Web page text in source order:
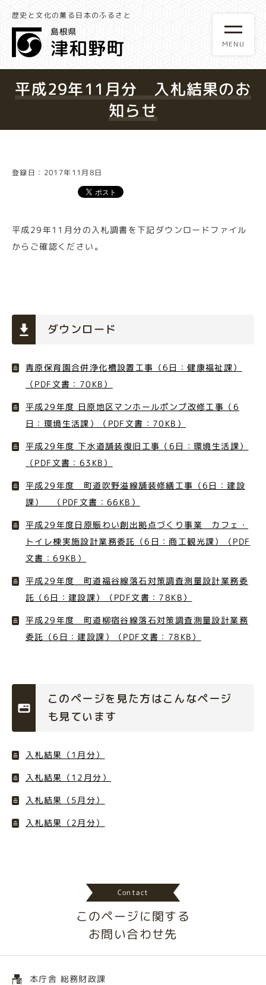
歴史と文化の薫る日本のふるさと
平成29年11月分 入札結果のお
知らせ
登録日：2017年11月8日
平成29年11月分の入札調書を下記ダウンロードファイル
からご確認ください。
ダウンロード
青原保育園合併浄化槽設置工事（6日：健康福祉課）
（PDF文書：70KB）
平成29年度 日原地区マンホールポンプ改修工事（6
日：環境生活課）（PDF文書：70KB）
平成29年度 下水道舗装復旧工事（6日：環境生活課）
（PDF文書：63KB）
平成29年度 町道吹野溢線舗装修繕工事（6日：建設
課） （PDF文書：66KB）
平成29年度日原賑わい創出拠点づくり事業 カフェ・
トイレ棟実施設計業務委託（6日：商工観光課）（PDF
文書：69KB）
平成29年度 町道福谷線落石対策調査測量設計業務委
託（6日：建設課）（PDF文書：78KB）
平成29年度 町道柳宿谷線落石対策調査測量設計業務
委託（6日：建設課）（PDF文書：78KB）
このページを見た方はこんなページ
も見ています
入札結果（1月分）
入札結果（12月分）
入札結果（5月分）
入札結果（2月分）
Contact
このページに関する
お問い合わせ先
本庁舎 総務財政課